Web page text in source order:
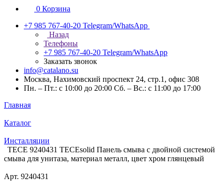
0 Корзина
+7 985 767-40-20 Telegram/WhatsApp
Назад
Телефоны
+7 985 767-40-20 Telegram/WhatsApp
Заказать звонок
info@catalano.su
Москва, Нахимовский проспект 24, стр.1, офис 308
Пн. – Пт.: с 10:00 до 20:00 Сб. – Вс.: с 11:00 до 17:00
Главная
Каталог
Инсталляции
TECE 9240431 TECEsolid Панель смыва с двойной системой
смыва для унитаза, материал металл, цвет хром глянцевый
Арт. 9240431